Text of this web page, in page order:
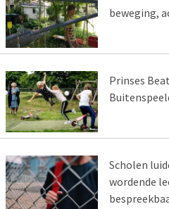
beweging,
Prinses
Scholen
wordende